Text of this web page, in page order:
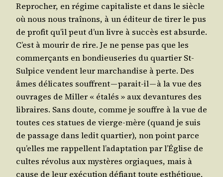
Repro­cher, en régime capi­ta­liste et dans le siècle
où nous nous traî­nons, à un édi­teur de tirer le pus
de pro­fit qu’il peut d’un livre à suc­cès est absurde.
C’est à mou­rir de rire. Je ne pense pas que les
com­mer­çants en bon­dieu­se­ries du quar­tier St-
Sul­pice vendent leur mar­chan­dise à perte. Des
âmes déli­cates souffrent — parait-il — à la vue des
ouvrages de Mil­ler « éta­lés » aux devan­tures des
libraires. Sans doute, comme je souffre à la vue de
toutes ces sta­tues de vierge-mère (quand je suis
de pas­sage dans ledit quar­tier), non point parce
qu’elles me rap­pellent l’a­dap­ta­tion par l’É­glise de
cultes révo­lus aux mys­tères orgiaques, mais à
cause de leur exé­cu­tion défiant toute esthé­tique,